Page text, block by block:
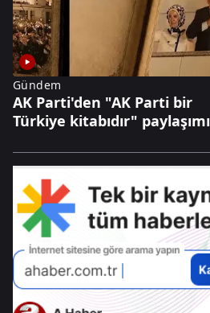
Gündem
AK Parti'den "AK Parti bir
Türkiye kitabıdır" paylaşımı